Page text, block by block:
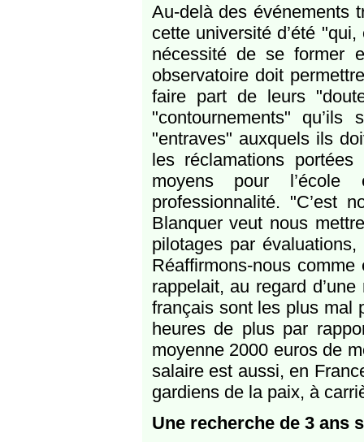
Au-delà des événements
cette université d’été
nécessité de se former
observatoire doit
faire part de leurs
"contournements"
"entraves" auxquels ils
les réclamations portées
moyens pour
professionnalité. "C’est
Blanquer veut nous
pilotages par
Réaffirmons-nous
rappelait, au regard
français sont les plus mal
heures de plus par
moyenne 2000 euros de
salaire est aussi, en
gardiens de la paix, à
Une recherche de 3 ans